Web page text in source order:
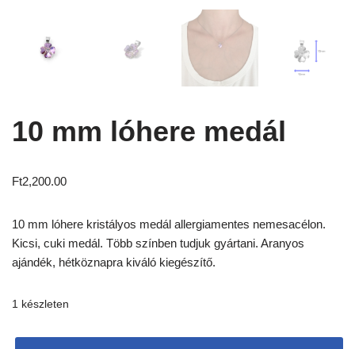
10 mm lóhere medál
Ft2,200.00
10 mm lóhere kristályos medál allergiamentes nemesacélon.
Kicsi, cuki medál. Több színben tudjuk gyártani. Aranyos
ajándék, hétköznapra kiváló kiegészítő.
1 készleten